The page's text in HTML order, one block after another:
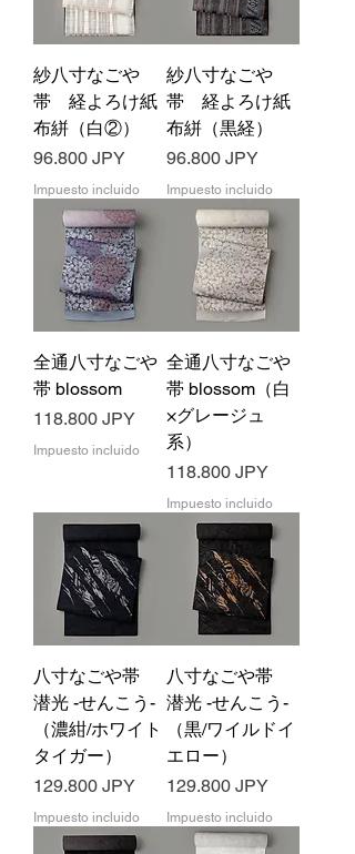
紗八寸なごや
帯 経よろけ紙
布絣（白②）
Precio
96.800 JPY
Impuesto incluido
紗八寸なごや
帯 経よろけ紙
布絣（黒経）
Precio
96.800 JPY
Impuesto incluido
全通八寸なごや
帯 blossom
Precio
118.800 JPY
Impuesto incluido
全通八寸なごや
帯 blossom（白
×グレージュ
系）
Precio
118.800 JPY
Impuesto incluido
八寸なごや帯
潜光 -せんこう-
（濃紺/ホワイト
タイガー）
Precio
129.800 JPY
Impuesto incluido
八寸なごや帯
潜光 -せんこう-
（黒/ワイルドイ
エロー）
Precio
129.800 JPY
Impuesto incluido